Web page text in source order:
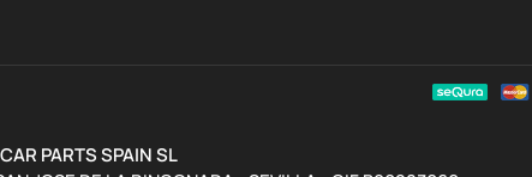
PARTS SPAIN SL